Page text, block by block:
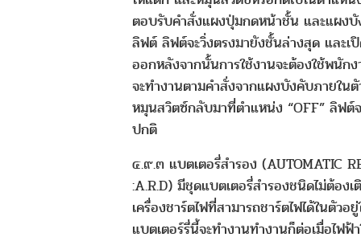
ตอบรับคำสั่งแผงปุ่มกดหน้าชั้น และแผง
ลิฟต์ ลิฟต์จะวิ่งตรงมายังชั้นล่างสุด และเ
ออกหลังจากนั้นการใช้งานจะต้องใช้พนัก
จะทำงานตามคำสั่งจากแผงบังคับภายใน
หมุนสวิตซ์กลับมาที่ตำแหน่ง “OFF” ลิฟต์
ปกติ
๔.๙.๓ แบตเตอรี่สำรอง (AUTOMATIC
:A.R.D) มีชุดแบตเตอรี่สำรองชนิดไม่ต้อง
เครื่องชาร์ตไฟที่สามารถชาร์ตไฟได้ในตัว
แบตเตอร์รี่นี้จะทำงานทำงานก็ต่อเมื่อไฟ